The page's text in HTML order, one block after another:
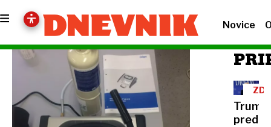
Novice
ZDA
Trump
pred